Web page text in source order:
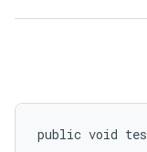
public void